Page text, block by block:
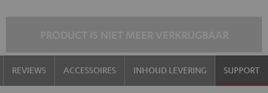
REVIEWS ACCESSOIRES INHOUD LEVERING SUPPORT